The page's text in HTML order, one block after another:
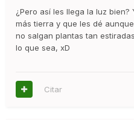
¿Pero así les llega la luz
más tierra y que les dé
no salgan plantas tan
lo que sea, xD
Citar